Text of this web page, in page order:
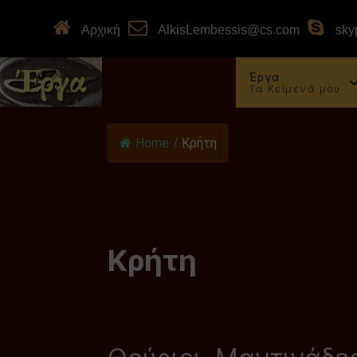
Αρχική AlkisLembessis@cs.com
Έργα
Τα Κείμενά μου
Home / Κρήτη
Κρήτη